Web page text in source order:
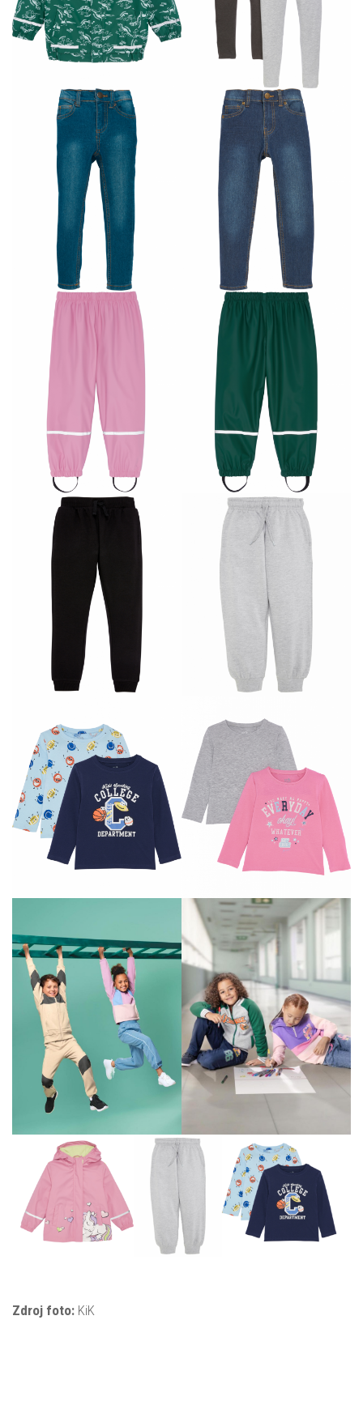
Zdroj foto: KiK